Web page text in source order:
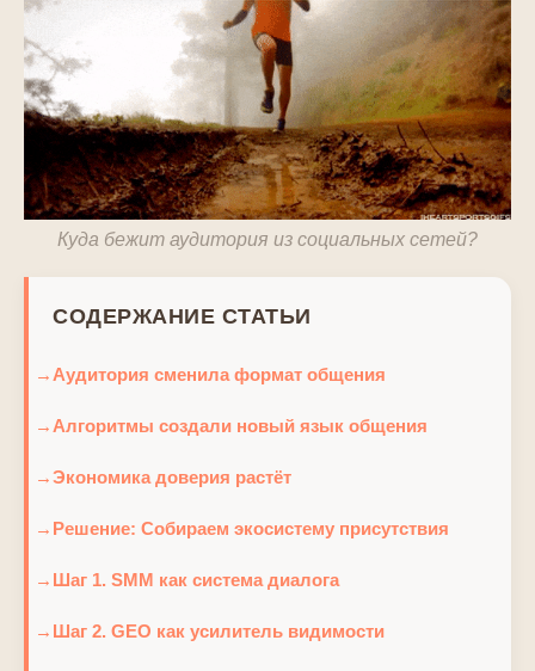
Куда бежит аудитория из социальных сетей?
СОДЕРЖАНИЕ СТАТЬИ
Аудитория сменила формат общения
Алгоритмы создали новый язык общения
Экономика доверия растёт
Решение: Собираем экосистему присутствия
Шаг 1. SMM как система диалога
Шаг 2. GEO как усилитель видимости